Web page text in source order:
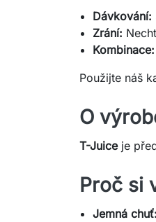
Dávkování:
Zrání:
Kombinace:
Použijte náš
O
T-Juiceje
Proč si
Jemná chuť: